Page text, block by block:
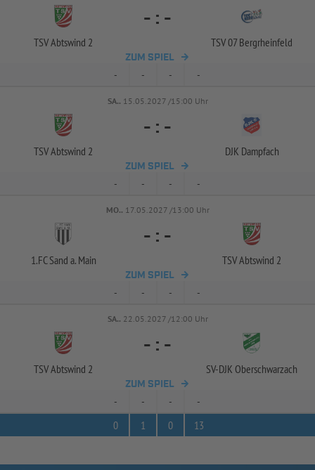
TSV Abtswind 2
- : -
TSV 07 Bergrheinfeld
ZUM SPIEL
- - - -
SA.. 15.05.2027 /15:00 Uhr
TSV Abtswind 2
- : -
DJK Dampfach
ZUM SPIEL
- - - -
MO.. 17.05.2027 /13:00 Uhr
1.FC Sand a. Main
- : -
TSV Abtswind 2
ZUM SPIEL
- - - -
SA.. 22.05.2027 /12:00 Uhr
TSV Abtswind 2
- : -
SV-DJK Oberschwarzach
ZUM SPIEL
- - -
-
0
1 0 13